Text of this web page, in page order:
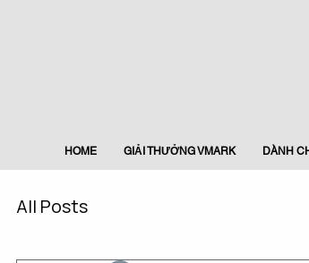
HOME GIẢI THƯỞNG VMARK DÀNH
All Posts